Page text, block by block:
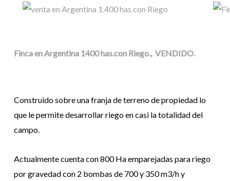
Finca en Argentina 1400 has.con Riego., VENDIDO.
Construido sobre una franja de terreno de propiedad lo
que le permite desarrollar riego en casi la totalidad del
campo.
Actualmente cuenta con 800 Ha emparejadas para riego
por gravedad con 2 bombas de 700 y 350 m3/h y